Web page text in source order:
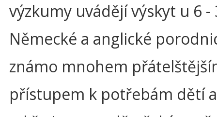
výzkumy uvádějí výskyt u 6 -
Německé a anglické
známo mnohem
přístupem k potřebám dětí